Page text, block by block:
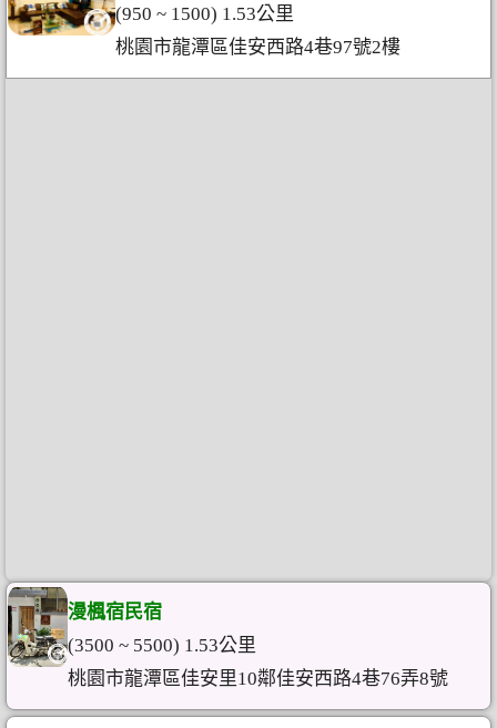
(950 ~ 1500) 1.53公里
桃園市龍潭區佳安西路4巷97號2樓
漫楓宿民宿
(3500 ~ 5500) 1.53公里
桃園市龍潭區佳安里10鄰佳安西路4巷76弄8號